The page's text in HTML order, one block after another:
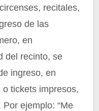
recitales,
de las
en
del recinto, se
ingreso, en
tickets impresos,
ejemplo: “Me